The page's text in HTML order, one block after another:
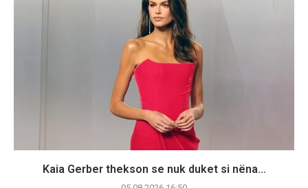
Kaia Gerber thekson se nuk duket si nëna...